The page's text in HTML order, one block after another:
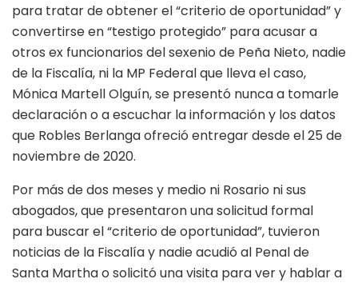
para tratar de obtener el “criterio de oportunidad” y
convertirse en “testigo protegido” para acusar a
otros ex funcionarios del sexenio de Peña Nieto, nadie
de la Fiscalía, ni la MP Federal que lleva el caso,
Mónica Martell Olguín, se presentó nunca a tomarle
declaración o a escuchar la información y los datos
que Robles Berlanga ofreció entregar desde el 25 de
noviembre de 2020.
Por más de dos meses y medio ni Rosario ni sus
abogados, que presentaron una solicitud formal
para buscar el “criterio de oportunidad”, tuvieron
noticias de la Fiscalía y nadie acudió al Penal de
Santa Martha o solicitó una visita para ver y hablar a